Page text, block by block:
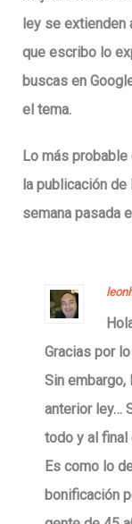
ley se extienden
que escribo lo
buscas en
el tema.
Lo más
la publicación de
semana pasada
Gracias por
Sin
anterior ley…
todo y al final
Es como lo
bonificación